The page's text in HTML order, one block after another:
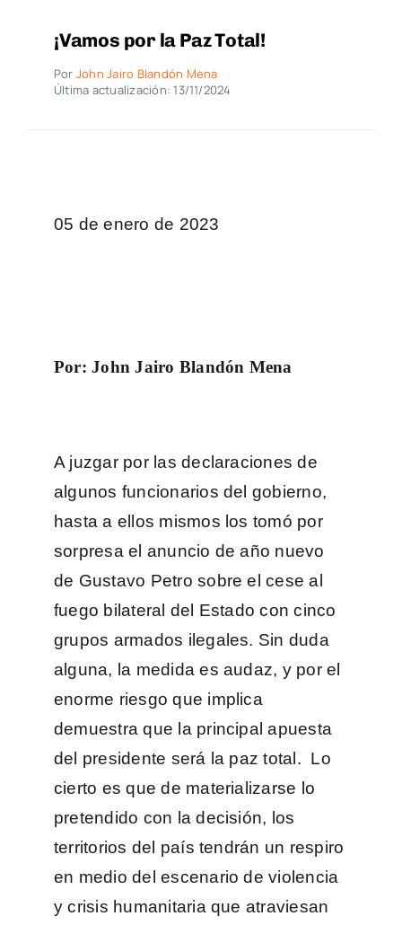
¡Vamos por la Paz Total!
Por John Jairo Blandón Mena
Última actualización: 13/11/2024
05 de enero de 2023
Por: John Jairo Blandón Mena
A juzgar por las declaraciones de
algunos funcionarios del gobierno,
hasta a ellos mismos los tomó por
sorpresa el anuncio de año nuevo
de Gustavo Petro sobre el cese al
fuego bilateral del Estado con cinco
grupos armados ilegales. Sin duda
alguna, la medida es audaz, y por el
enorme riesgo que implica
demuestra que la principal apuesta
del presidente será la paz total. Lo
cierto es que de materializarse lo
pretendido con la decisión, los
territorios del país tendrán un respiro
en medio del escenario de violencia
y crisis humanitaria que atraviesan